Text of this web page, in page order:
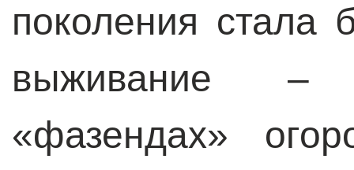
поколения стала
выживание –
«фазендах»